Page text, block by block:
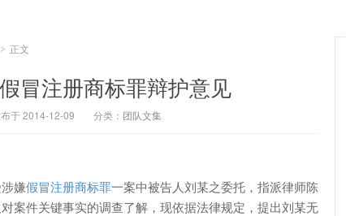
> 正文
冒注册商标罪辩护意见
于 2014-12-09 分类： 团队文集
嫌假冒注册商标罪一案中被告人刘某之委托，指派律师陈
案件关键事实的调查了解，现依据法律规定，提出刘某无